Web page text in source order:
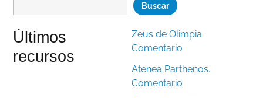
Buscar
Últimos
recursos
Zeus de Olimpia.
Comentario
Atenea Parthenos.
Comentario